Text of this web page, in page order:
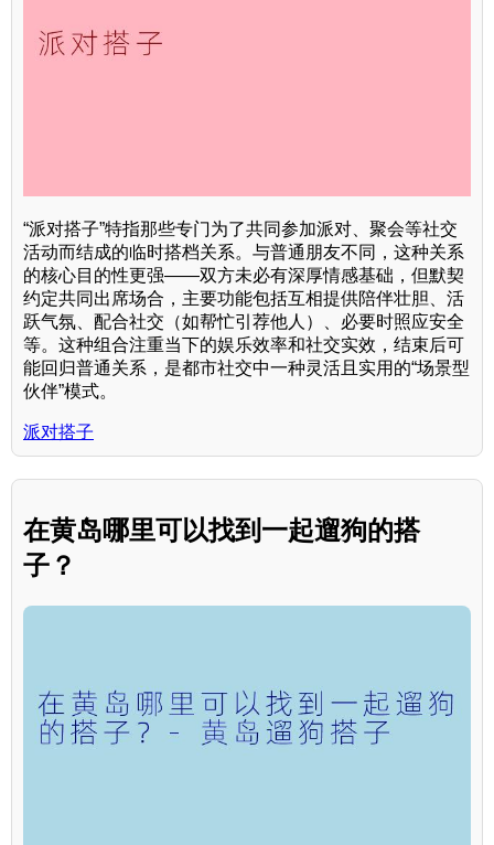
“派对搭子”特指那些专门为了共同参加派对、聚会等社交
活动而结成的临时搭档关系。与普通朋友不同，这种关系
的核心目的性更强——双方未必有深厚情感基础，但默契
约定共同出席场合，主要功能包括互相提供陪伴壮胆、活
跃气氛、配合社交（如帮忙引荐他人）、必要时照应安全
等。这种组合注重当下的娱乐效率和社交实效，结束后可
能回归普通关系，是都市社交中一种灵活且实用的“场景型
伙伴”模式。
派对搭子
在黄岛哪里可以找到一起遛狗的搭
子？